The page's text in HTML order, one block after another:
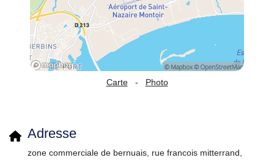
Carte - Photo
Adresse
zone commerciale de bernuais, rue francois mitterrand,